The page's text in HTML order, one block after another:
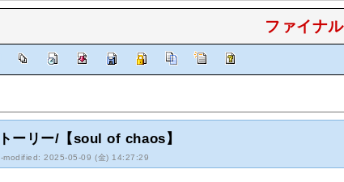
ファイナ
ーリー/【soul of chaos】
modified: 2025-05-09 (金) 14:27:29